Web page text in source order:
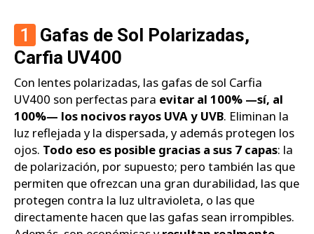
1
Gafas de Sol Polarizadas,
Carfia UV400
Con lentes polarizadas, las gafas de sol Carfia
UV400 son perfectas para evitar al 100% —sí, al
100%— los nocivos rayos UVA y UVB. Eliminan la
luz reflejada y la dispersada, y además protegen los
ojos. Todo eso es posible gracias a sus 7 capas: la
de polarización, por supuesto; pero también las que
permiten que ofrezcan una gran durabilidad, las que
protegen contra la luz ultravioleta, o las que
directamente hacen que las gafas sean irrompibles.